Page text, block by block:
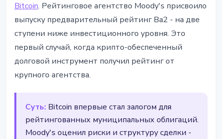
1 апреля 2026 г.2 мин чтения
Наталия Дорофеева
Bitcoin. Рейтинговое агентство Moody's присвоило
выпуску предварительный рейтинг Ba2 - на две
ступени ниже инвестиционного уровня. Это
первый случай, когда крипто-обеспеченный
долговой инструмент получил рейтинг от
крупного агентства.
Суть: Bitcoin впервые стал залогом для
рейтингованных муниципальных облигаций.
Moody's оценил риски и структуру сделки -